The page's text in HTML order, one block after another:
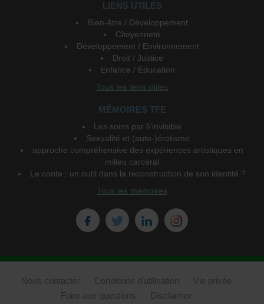
LIENS UTILES
Bien-être / Développement
Citoyenneté
Développement / Environnement
Droit / Justice
Enfance / Education
Tous les liens utiles
MÉMOIRES TFE
Les soins par l\'invisible
Sexualité et (auto-)érotisme
approche compréhensive des expériences artistiques en
milieu carcéral
Le conte : un outil dans la reconstruction de son identité ?
Tous les mémoires
Nous contacter Conditions d'utilisation
Vie privée
Foire aux questions
Disclaimer